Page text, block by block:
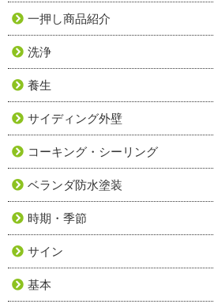
一押し商品紹介
洗浄
養生
サイディング外壁
コーキング・シーリング
ベランダ防水塗装
時期・季節
サイン
基本